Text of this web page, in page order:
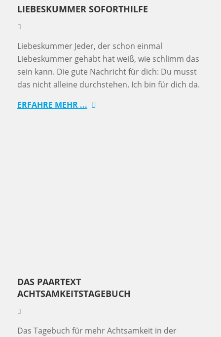
LIEBESKUMMER SOFORTHILFE
Liebeskummer Jeder, der schon einmal
Liebeskummer gehabt hat weiß, wie schlimm das
sein kann. Die gute Nachricht für dich: Du musst
das nicht alleine durchstehen. Ich bin für dich da.
ERFAHRE MEHR ...
DAS PAARTEXT
ACHTSAMKEITSTAGEBUCH
Das Tagebuch für mehr Achtsamkeit in der